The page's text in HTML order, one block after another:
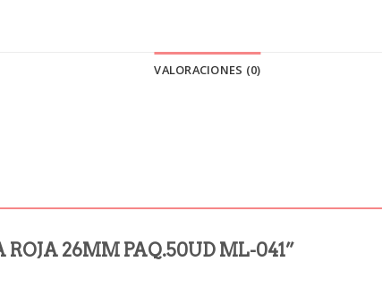
VALORACIONES (0)
26MM PAQ.50UD ML-041”